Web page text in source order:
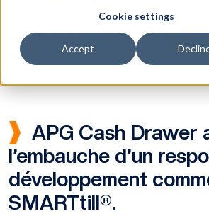
Cookie settings
Accept
APG Cash Drawer
l’embauche d’un
développement
SMARTtill®.